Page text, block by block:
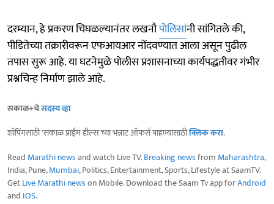
दरम्यान, हे प्रकरण चिघळल्यानंतर लखनौपोलिसांनी सांगितले की,
पीडितेच्या तक्रारीवरून एफआयआर नोंदवण्यात आला असून पुढील
तपास सुरू आहे. या घटनेमुळे पोलीस प्रशासनाच्या कार्यपद्धतीवर गंभीर
प्रश्नचिन्ह निर्माण झाले आहे.
सकाळ+चेसदस्य व्हा
शॉपिंगसाठी 'सकाळ प्राईम डील्स'च्या भन्नाट ऑफर्स पाहण्यासाठीक्लिक करा.
Read Marathi newsand watch Live TV.Breaking newsfrom Maharashtra,
India, Pune,Mumbai, Politics, Entertainment, Sports, Lifestyle at SaamTV.
GetLive Marathi newson Mobile. Download the Saam Tv app forAndroid
and IOS.